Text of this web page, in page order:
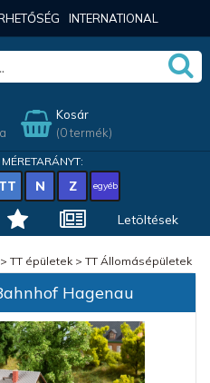
INTERNATIONAL
Kosár
(0 termék)
TT N Z egyéb
Letöltések
TT épületek> TT Állomásépületek
Hagenau